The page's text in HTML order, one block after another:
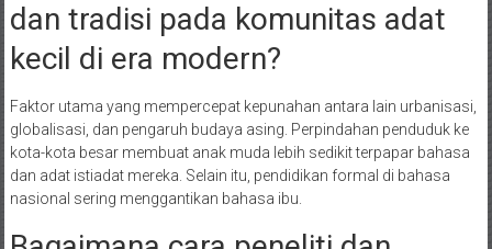
dan tradisi pada komunitas adat
kecil di era modern?
Faktor utama yang mempercepat kepunahan antara lain urbanisasi,
globalisasi, dan pengaruh budaya asing. Perpindahan penduduk ke
kota-kota besar membuat anak muda lebih sedikit terpapar bahasa
dan adat istiadat mereka. Selain itu, pendidikan formal di bahasa
nasional sering menggantikan bahasa ibu.